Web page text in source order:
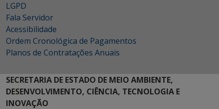
LGPD
Fala Servidor
Acessibilidade
Ordem Cronológica de Pagamentos
Planos de Contratações Anuais
SECRETARIA DE ESTADO DE MEIO AMBIENTE,
DESENVOLVIMENTO, CIÊNCIA, TECNOLOGIA E
INOVAÇÃO